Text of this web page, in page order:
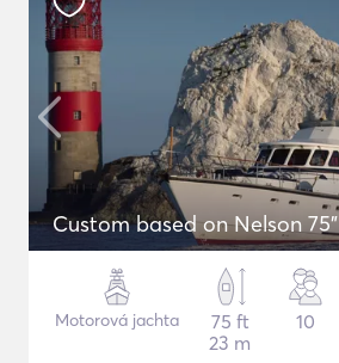
Custom based on Nelson 75"
Motorová jachta
75 ft
23 m
10